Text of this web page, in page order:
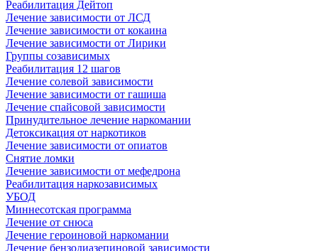
Реабилитация Дейтоп
Лечение зависимости от ЛСД
Лечение зависимости от кокаина
Лечение зависимости от Лирики
Группы созависимых
Реабилитация 12 шагов
Лечение солевой зависимости
Лечение зависимости от гашиша
Лечение спайсовой зависимости
Принудительное лечение наркомании
Детоксикация от наркотиков
Лечение зависимости от опиатов
Снятие ломки
Лечение зависимости от мефедрона
Реабилитация наркозависимых
УБОД
Миннесотская программа
Лечение от снюса
Лечение героиновой наркомании
Лечение бензодиазепиновой зависимости